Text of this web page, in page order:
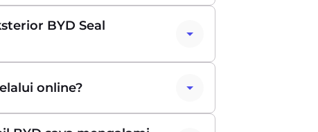
BYD Seal
online?